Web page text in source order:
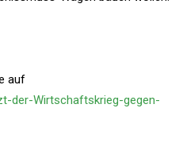
auf
der-Wirtschaftskrieg-gegen-